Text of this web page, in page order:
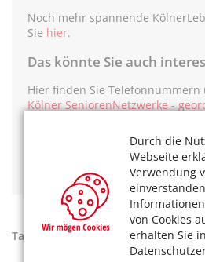
Durch die
Webseite
Verwendung
von Cookies
erhalten Sie
Noch mehr spannende
Sie hier.
Das könnte Sie auch
Hier finden Sie Telefonnummern
Kölner SeniorenNetzwerke -
Im KölnerLeben Terminkalender
Veranstaltungen und Angebote
.
Tags: KölnerLeben , Redaktion ,